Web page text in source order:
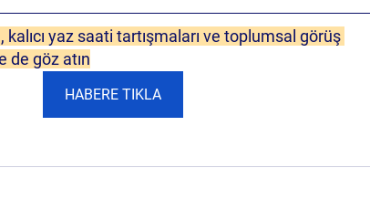
, kalıcı yaz saati tartışmaları ve toplumsal görüş
de göz atın
HABERE TIKLA